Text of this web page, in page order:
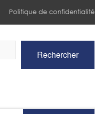
Politique de confidentialité
Rechercher